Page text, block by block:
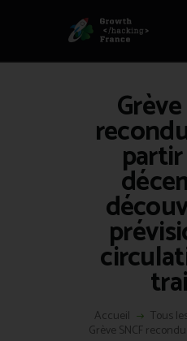
partir
Accueil Tous
Grève SNCF
GROWTH
ACCUEIL
HACKS
VOUS ÊTES ?
RESSOURCES
L’AGENCE
ÉTHIQUE
CONTACT